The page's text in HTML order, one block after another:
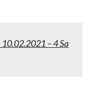
10.02.2021 – 4 Sa